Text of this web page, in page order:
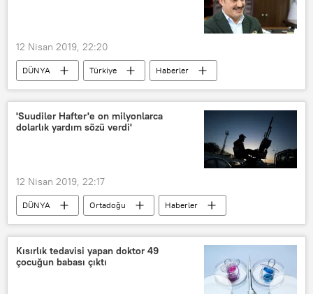
12 Nisan 2019, 22:20
DÜNYA Türkiye
Haberler
POLİTİKA
TÜRKİYE
İzmir
Torbalı
Aydın Şengül
Recep Tayyip Erdoğan
'Suudiler Hafter'e on milyonlarca
dolarlık yardım sözü verdi'
12 Nisan 2019, 22:17
DÜNYA Ortadoğu
Haberler
Libya
Suudi Arabistan
Halife Hafter
Libya Ulusal Mutabakat Hükümeti
Kısırlık tedavisi yapan doktor 49
çocuğun babası çıktı